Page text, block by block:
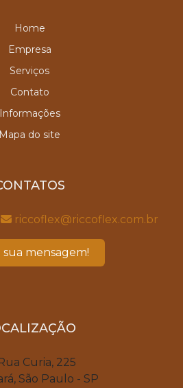
Home
Empresa
Serviços
Contato
Informações
Mapa do site
riccoflex@riccoflex.com.br
sua mensagem!
Curia, 225
São Paulo - SP